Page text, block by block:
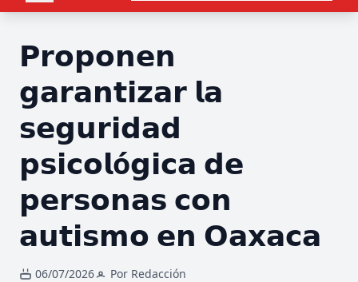
𝗣𝗿𝗼𝗽𝗼𝗻𝗲𝗻
𝗴𝗮𝗿𝗮𝗻𝘁𝗶𝘇𝗮𝗿 𝗹𝗮
𝘀𝗲𝗴𝘂𝗿𝗶𝗱𝗮𝗱
𝗽𝘀𝗶𝗰𝗼𝗹ó𝗴𝗶𝗰𝗮 𝗱𝗲
𝗽𝗲𝗿𝘀𝗼𝗻𝗮𝘀 𝗰𝗼𝗻
𝗮𝘂𝘁𝗶𝘀𝗺𝗼 𝗲𝗻 𝗢𝗮𝘅𝗮𝗰𝗮
06/07/2026 Por Redacción